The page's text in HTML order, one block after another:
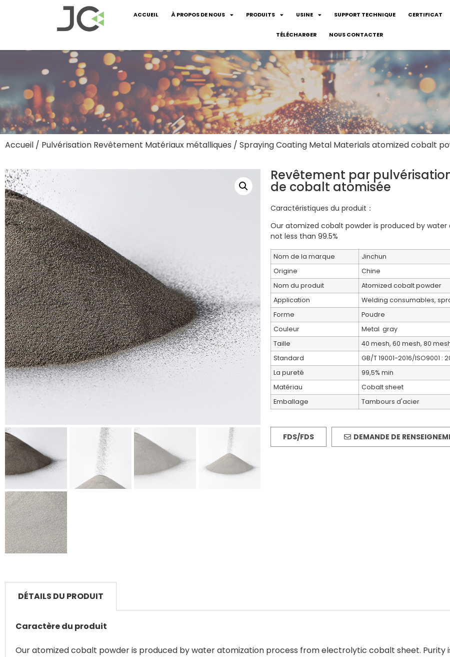
ACCUEIL À PROPOS DE NOUS PRODUITS USINE SUPPORT TECHNIQUE CERTIFICAT
TÉLÉCHARGER NOUS CONTACTER
Accueil / Pulvérisation Revêtement Matériaux métalliques / Spraying Coating Metal Materials atomized cobalt
Revêtement par
de cobalt atomisée
Caractéristiques du produit：
Our atomized cobalt powder is produced by
not less than 99.5%
Nom de la marque
Jinchun
Origine
Chine
Nom du produit
Atomized cobalt powder
Application
Welding consumables,
Forme
Poudre
Couleur
Metal gray
Taille
40 mesh, 60 mesh, 80
Standard
GB/T 19001-2016/ISO9001 :
La pureté
99,5% min
Matériau
Cobalt sheet
Emballage
Tambours d'acier
FDS/FDS DEMANDE DE
DÉTAILS DU PRODUIT
Caractère du produit
Our atomized cobalt powder is produced by water atomization process from electrolytic cobalt sheet. Purity